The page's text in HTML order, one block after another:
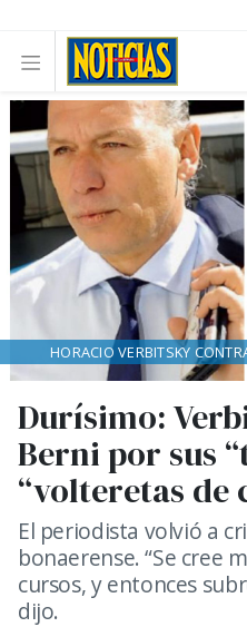
Durísimo:
Berni por sus
“volteretas de
El periodista volvió a
bonaerense. “Se cree
cursos, y entonces
dijo.
HORACIO VERBITSKY